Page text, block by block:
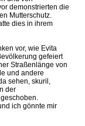
demonstrierten die
Mutterschutz.
dies in ihrem
vor, wie Evita
gefeiert
Straßenlänge von
und andere
sehen, skuril,
der
ich gönnte mir